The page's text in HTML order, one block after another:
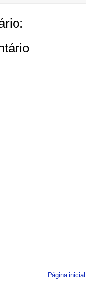
Página inicial